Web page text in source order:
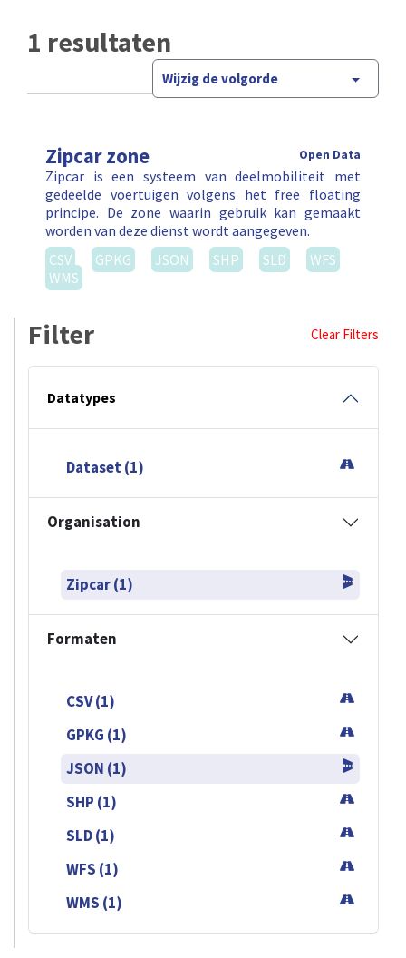
1 resultaten
Wijzig de volgorde
Zipcar zone Open Data
Zipcar is een systeem van deelmobiliteit met
gedeelde voertuigen volgens het free floating
principe. De zone waarin gebruik kan gemaakt
worden van deze dienst wordt aangegeven.
CSV
GPKG JSON SHP SLD
WFS
WMS
Filter Clear Filters
Datatypes
Dataset (1)
Organisation
Zipcar (1)
Formaten
CSV (1)
GPKG (1)
JSON (1)
SHP (1)
SLD (1)
WFS (1)
WMS (1)